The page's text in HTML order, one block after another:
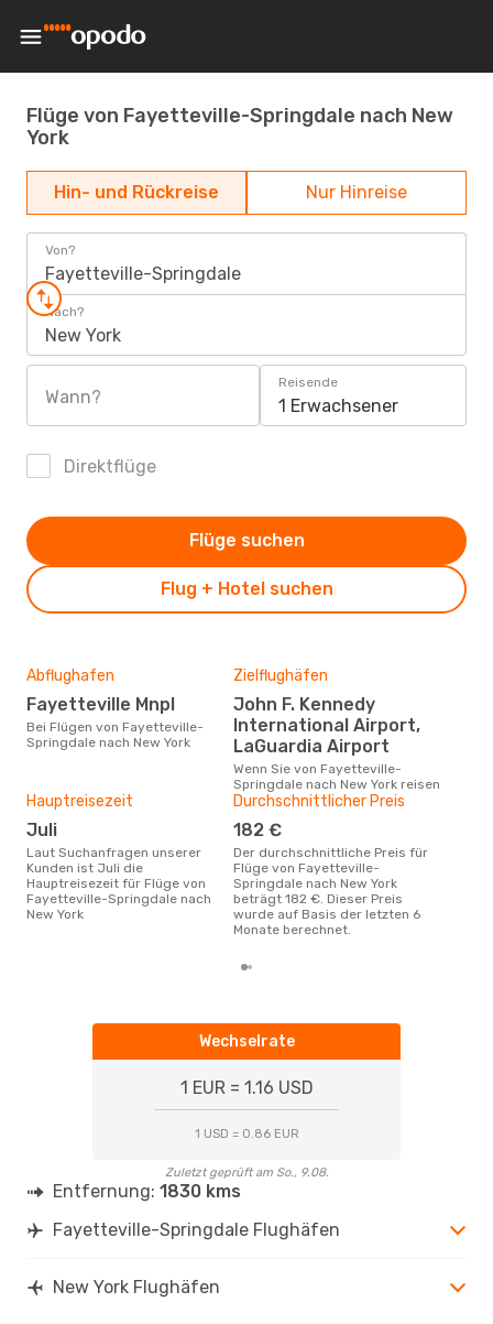
Flüge von Fayetteville-Springdale nach New
York
Hin- und Rückreise Nur Hinreise
Von?
Fayetteville-Springdale
Nach?
New York
Wann?
Reisende
1 Erwachsener
Direktflüge
Flug + Hotel suchen
Flüge suchen
Abflughafen
Fayetteville Mnpl
Bei Flügen von Fayetteville-
Springdale nach New York
Zielflughäfen
John F. Kennedy
International Airport,
LaGuardia Airport
Wenn Sie von Fayetteville-
Springdale nach New York reisen
Hauptreisezeit
Juli
Laut Suchanfragen unserer
Kunden ist Juli die
Hauptreisezeit für Flüge von
Fayetteville-Springdale nach
New York
Durchschnittlicher Preis
182 €
Der durchschnittliche Preis für
Flüge von Fayetteville-
Springdale nach New York
beträgt 182 €. Dieser Preis
wurde auf Basis der letzten 6
Monate berechnet.
Wechselrate
1 EUR = 1.16 USD
1 USD = 0.86 EUR
Zuletzt geprüft am So., 9.08.
Entfernung: 1830 kms
Fayetteville-Springdale Flughäfen
New York Flughäfen